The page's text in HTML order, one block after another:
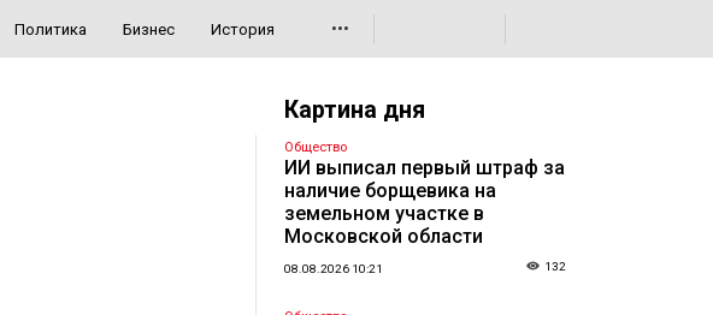
Политика Бизнес История •••
Картина дня
Общество
ИИ выписал первый штраф за
наличие борщевика на
земельном участке в
Московской области
08.08.2026 10:21 132